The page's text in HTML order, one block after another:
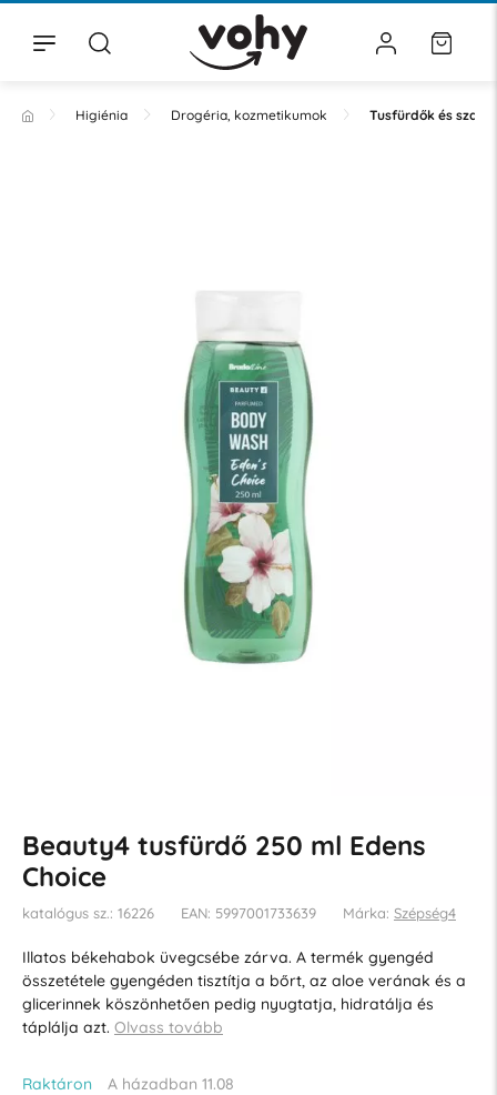
Higiénia Drogéria, kozmetikumok Tusfürdők és
Beauty4 tusfürdő 250 ml Edens
Choice
katalógus sz.: 16226 EAN: 5997001733639 Márka: Szépség4
Illatos békehabok üvegcsébe zárva. A termék gyengéd
összetétele gyengéden tisztítja a bőrt, az aloe verának és a
glicerinnek köszönhetően pedig nyugtatja, hidratálja és
táplálja azt. Olvass tovább
Raktáron A házadban 11.08